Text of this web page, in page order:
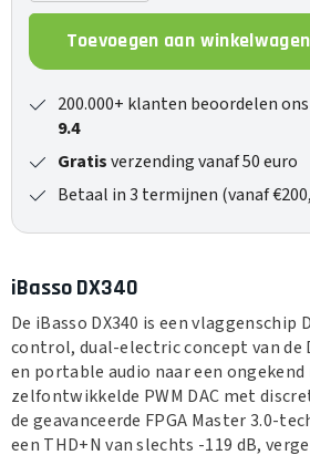
hoeveelheid
voor
DX340
hoeveelheid
DX340
Toevoegen aan winkelwagen
200.000+ klanten beoordelen
9.4
Gratisverzending vanaf 50 euro
Betaal in 3 termijnen (vanaf
iBasso DX340
De iBasso DX340 is een vlaggenschip
control, dual-electric concept van de
en portable audio naar een
zelfontwikkelde PWM DAC met
de geavanceerde FPGA Master 3.0-
een THD+N van slechts -119 dB,